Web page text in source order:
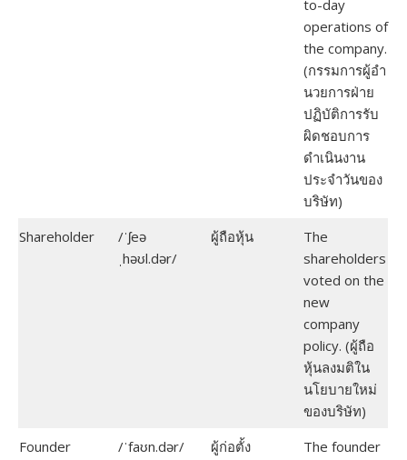
to-day
operations of
the company.
(กรรมการผู้อํา
นวยการฝ่าย
ปฏิบัติการรับ
ผิดชอบการ
ดำเนินงาน
ประจำวันของ
บริษัท)
Shareholder
/ˈʃeə
ˌhəʊl.dər/
ผู้ถือหุ้น
The
shareholders
voted on the
new
company
policy. (ผู้ถือ
หุ้นลงมติใน
นโยบายใหม่
ของบริษัท)
Founder
/ˈfaʊn.dər/ ผู้ก่อตั้ง
The founder